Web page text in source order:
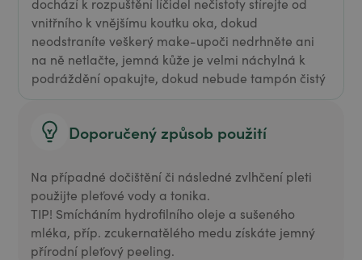
vnitřního k vnějšímu koutku oka, dokud
neodstraníte veškerý make-upoči nedrhněte ani
na ně netlačte, jemná kůže je velmi náchylná k
podráždění opakujte, dokud nebude tampón čistý
Doporučený způsob použití
Na případné dočištění či následné zvlhčení pleti
použijte pleťové vody a tonika.
TIP! Smícháním hydrofilního oleje a sušeného
mléka, příp. zcukernatělého medu získáte jemný
přírodní pleťový peeling.